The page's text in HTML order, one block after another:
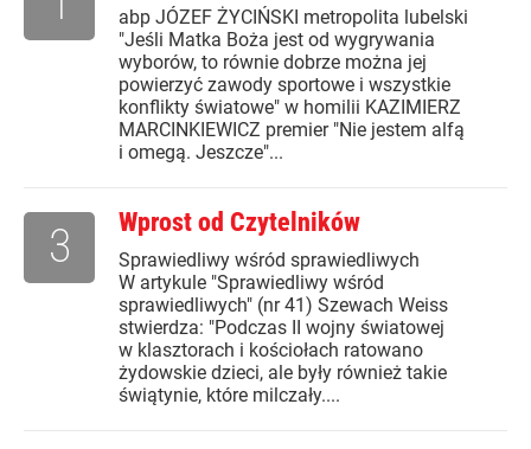
abp JÓZEF ŻYCIŃSKI metropolita lubelski
"Jeśli Matka Boża jest od wygrywania
wyborów, to równie dobrze można jej
powierzyć zawody sportowe i wszystkie
konflikty światowe" w homilii KAZIMIERZ
MARCINKIEWICZ premier "Nie jestem alfą
i omegą. Jeszcze"...
Wprost od Czytelników
Sprawiedliwy wśród sprawiedliwych
W artykule "Sprawiedliwy wśród
sprawiedliwych" (nr 41) Szewach Weiss
stwierdza: "Podczas II wojny światowej
w klasztorach i kościołach ratowano
żydowskie dzieci, ale były również takie
świątynie, które milczały....
3